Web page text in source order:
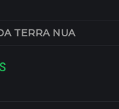
TERRA NUA